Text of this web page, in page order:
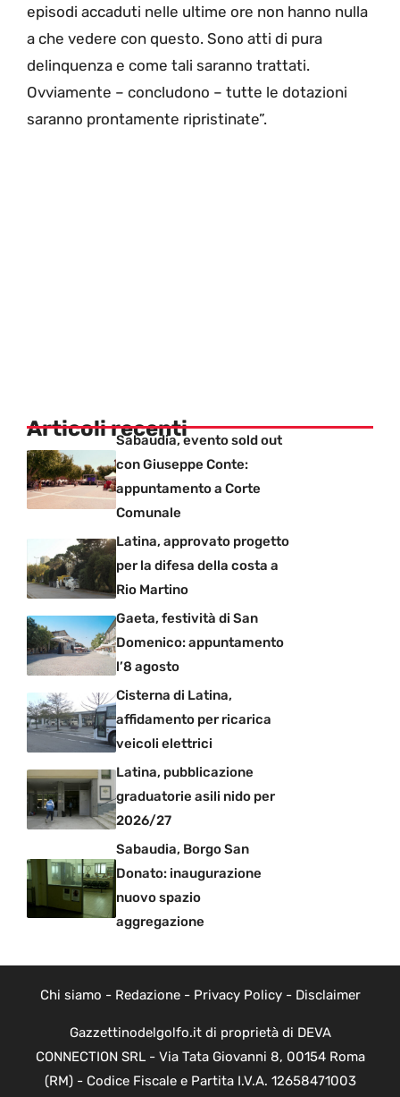
episodi accaduti nelle ultime ore non hanno nulla
a che vedere con questo. Sono atti di pura
delinquenza e come tali saranno trattati.
Ovviamente – concludono – tutte le dotazioni
saranno prontamente ripristinate”.
Articoli recentiSabaudia, evento sold out
con Giuseppe Conte:
appuntamento a Corte
Comunale
Latina, approvato progetto
per la difesa della costa a
Rio Martino
Gaeta, festività di San
Domenico: appuntamento
l’8 agosto
Cisterna di Latina,
affidamento per ricarica
veicoli elettrici
Latina, pubblicazione
graduatorie asili nido per
2026/27
Sabaudia, Borgo San
Donato: inaugurazione
nuovo spazio
aggregazione
Chi siamo - Redazione- Privacy Policy- Disclaimer
Gazzettinodelgolfo.it di proprietà di DEVA
CONNECTION SRL - Via Tata Giovanni 8, 00154 Roma
(RM) - Codice Fiscale e Partita I.V.A. 12658471003